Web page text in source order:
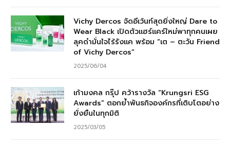
Vichy Dercos จัดอีเว้นท์สุดยิ่งใหญ่ Dare to
Wear Black เปิดตัวแฮร์แคร์ใหม่พาทุกคนเผย
ลุคดำมั่นใจไร้รังแค พร้อม “เต – ตะวัน Friend
of Vichy Dercos”
2025/06/04
เก้ามงคล กรุ๊ป คว้ารางวัล “Krungsri ESG
Awards” ตอกย้ำพันธกิจองค์กรที่เติบโตอย่าง
ยั่งยืนในทุกมิติ
2025/03/05